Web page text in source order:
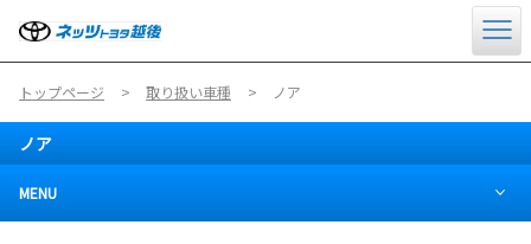
トップページ 取り扱い車種 ノア
ノア
MENU